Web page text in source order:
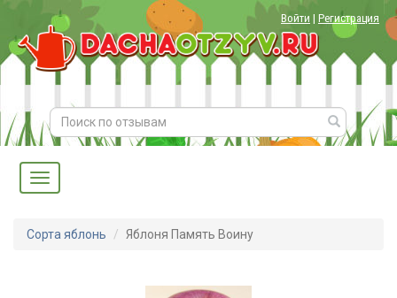
Войти | Регистрация
Сорта яблонь Яблоня Память Воину